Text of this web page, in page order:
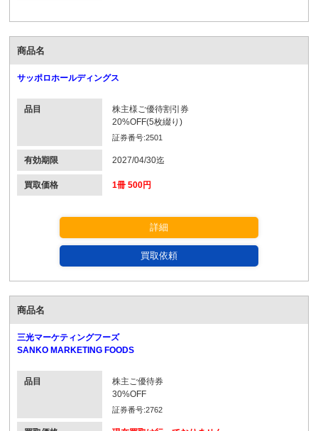
商品名
サッポロホールディングス
品目
株主様ご優待割引券
20%OFF(5枚綴り)
証券番号:2501
有効期限 2027/04/30迄
買取価格 1冊 500円
詳細
買取依頼
商品名
三光マーケティングフーズ
SANKO MARKETING FOODS
品目
株主ご優待券
30%OFF
証券番号:2762